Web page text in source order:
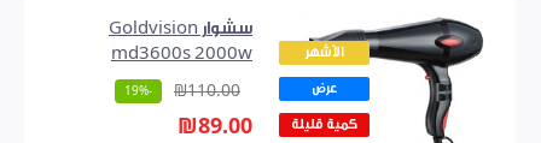
الأشهر
عرض
كمية قليلة
سشوار Goldvision
md3600s 2000w
₪110.00
-19%
₪89.00